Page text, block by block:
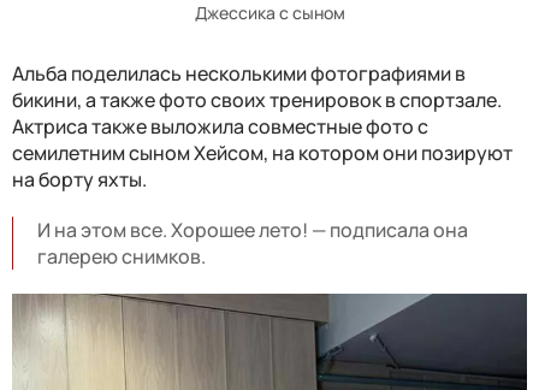
Джессика с сыном
Альба поделилась несколькими фотографиями в
бикини, а также фото своих тренировок в спортзале.
Актриса также выложила совместные фото с
семилетним сыном Хейсом, на котором они позируют
на борту яхты.
И на этом все. Хорошее лето! — подписала она
галерею снимков.